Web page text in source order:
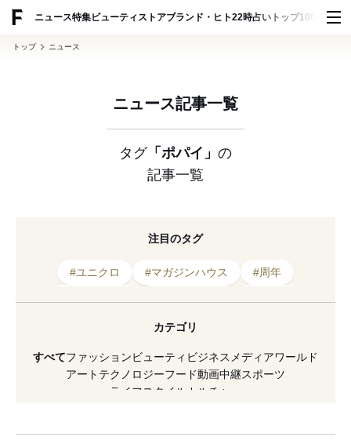
ニュース特集ビューティ ストアブランド・ヒト22時占い トップ100 スナッ
トップ ニュース
ニュース記事一覧
タグ「ポパイ」 の
記事一覧
注目のタグ
#ユニクロ #マガジンハウス
#周年
#ポパイ #ブルータス
#Tシャツ
#イベント
#2020年発売
カテゴリ
すべてファッションビューティ ビジネス メディアワールド
アート テクノロジーフード動画中継スポーツ
ライフスタイル
カルチャー